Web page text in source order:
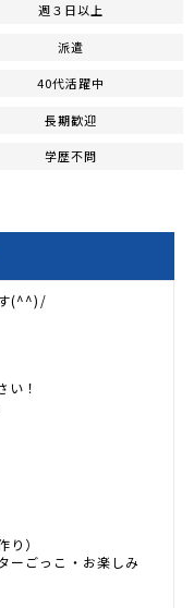
週３日以上
派遣
40代活躍中
長期歓迎
学歴不問
(^^)/
い！
）
ーごっこ・お楽しみ